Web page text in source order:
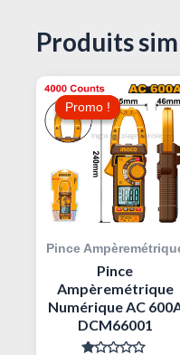
Produits
Promo !
Promo !
Pince
Pince
Ampèremétrique
Numérique AC
DCM66001
Le
Prix
Initial
Était :